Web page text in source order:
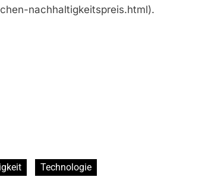
nachhaltigkeitspreis.html).
Technologie